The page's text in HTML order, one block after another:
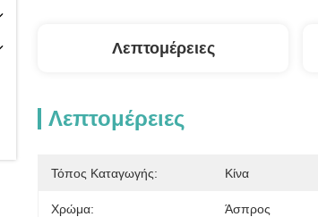
Λεπτομέρειες
Λεπτομέρειες
Τόπος Καταγωγής: Κίνα
Χρώμα: Άσπρος